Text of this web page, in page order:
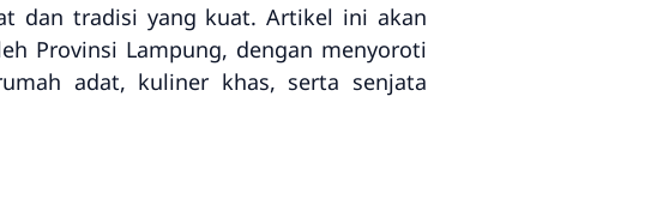
dan tradisi yang kuat. Artikel ini akan
Provinsi Lampung, dengan menyoroti
adat, kuliner khas, serta senjata